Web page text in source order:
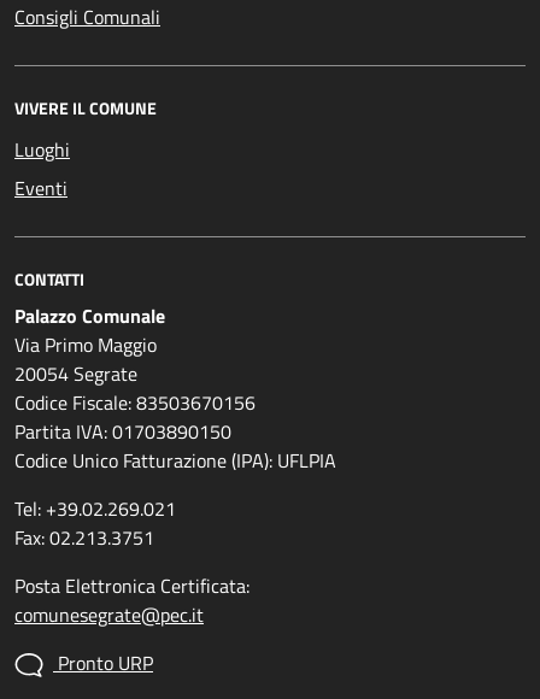
Consigli Comunali
VIVERE IL COMUNE
Luoghi
Eventi
CONTATTI
Palazzo Comunale
Via Primo Maggio
20054 Segrate
Codice Fiscale: 83503670156
Partita IVA: 01703890150
Codice Unico Fatturazione (IPA): UFLPIA
Tel: +39.02.269.021
Fax: 02.213.3751
Posta Elettronica Certificata:
comunesegrate@pec.it
Pronto URP